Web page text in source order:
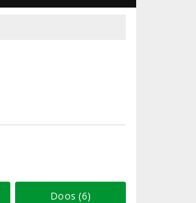
Doos (6)